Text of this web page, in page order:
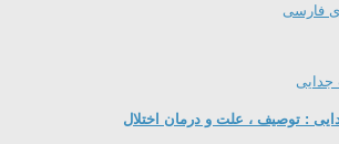
فارسی
: توصیف ، علت و درمان اختلال